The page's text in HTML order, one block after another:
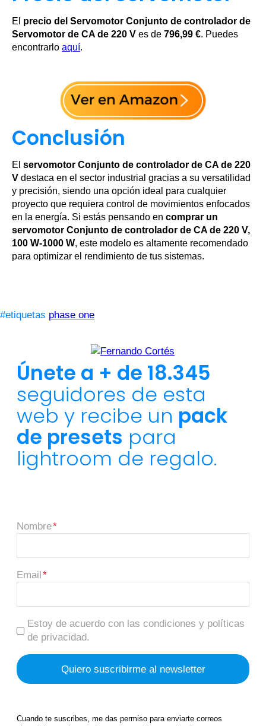
El precio del Servomotor Conjunto de controlador de
Servomotor de CA de 220 V es de 796,99 €. Puedes
encontrarlo aquí.
Conclusión
El servomotor Conjunto de controlador de CA de 220
V destaca en el sector industrial gracias a su versatilidad
y precisión, siendo una opción ideal para cualquier
proyecto que requiera control de movimientos enfocados
en la energía. Si estás pensando en comprar un
servomotor Conjunto de controlador de CA de 220 V,
100 W-1000 W, este modelo es altamente recomendado
para optimizar el rendimiento de tus sistemas.
#etiquetas phase one
Únete a + de 18.345
seguidores de esta
web y recibe un pack
de presets para
lightroom de regalo.
Nombre
Email
Estoy de acuerdo con las condiciones y políticas
de privacidad.
Cuando te suscribes, me das permiso para enviarte correos